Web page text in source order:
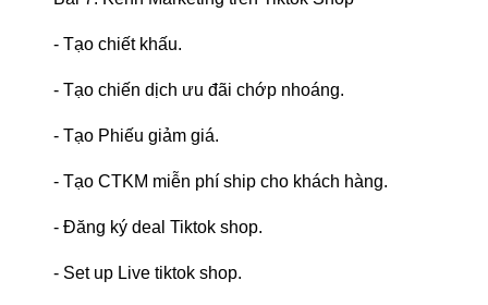
- Tạo chiết khấu.
- Tạo chiến dịch ưu đãi chớp nhoáng.
- Tạo Phiếu giảm giá.
- Tạo CTKM miễn phí ship cho khách hàng.
- Đăng ký deal Tiktok shop.
- Set up Live tiktok shop.